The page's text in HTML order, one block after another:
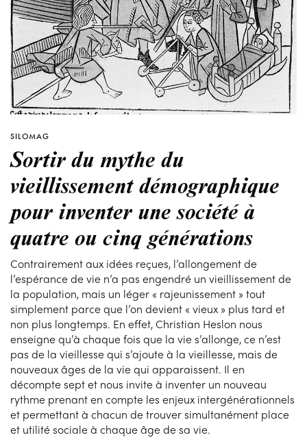
SILOMAG
Sortir du mythe du
vieillissement démographique
pour inventer une société à
quatre ou cinq générations
Contrairement aux idées reçues, l’allongement de
l’espérance de vie n’a pas engendré un vieillissement de
la population, mais un léger « rajeunissement » tout
simplement parce que l’on devient « vieux » plus tard et
non plus longtemps. En effet, Christian Heslon nous
enseigne qu’à chaque fois que la vie s’allonge, ce n’est
pas de la vieillesse qui s’ajoute à la vieillesse, mais de
nouveaux âges de la vie qui apparaissent. Il en
décompte sept et nous invite à inventer un nouveau
rythme prenant en compte les enjeux intergénérationnels
et permettant à chacun de trouver simultanément place
et utilité sociale à chaque âge de sa vie.